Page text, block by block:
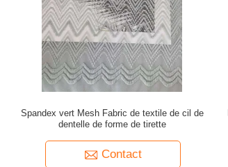
Spandex vert Mesh Fabric de textile de cil de
dentelle de forme de tirette
Contact